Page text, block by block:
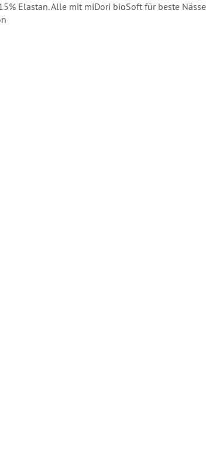
Elastan. Alle mit miDori bioSoft für beste